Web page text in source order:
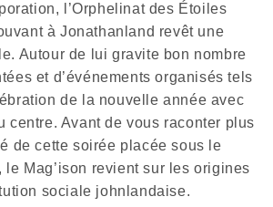
l’Orphelinat des Étoiles
à Jonathanland revêt une
Autour de lui gravite bon nombre
et d’événements organisés tels
de la nouvelle année avec
centre. Avant de vous raconter plus
de cette soirée placée sous le
Mag’ison revient sur les origines
sociale johnlandaise.